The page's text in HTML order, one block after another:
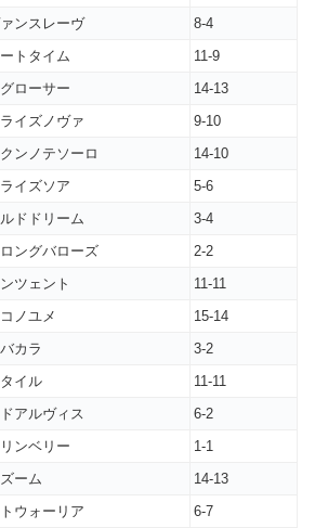
ンスレーヴ
8-4
トタイム
11-9
ローサー 14-13
イズノヴァ
9-10
ンノテソーロ
14-10
イズソア 5-6
ドドリーム
3-4
ングバローズ
2-2
ツェント 11-11
ノユメ
15-14
カラ
3-2
イル 11-11
アルヴィス
6-2
ンベリー
1-1
ーム 14-13
ウォーリア
6-7